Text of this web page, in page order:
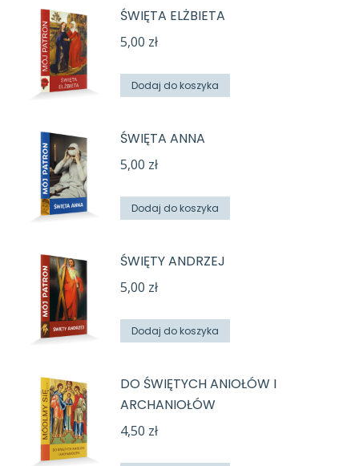
ŚWIĘTA ELŻBIETA
5,00 zł
Dodaj do koszyka
ŚWIĘTA ANNA
5,00 zł
Dodaj do koszyka
ŚWIĘTY ANDRZEJ
5,00 zł
Dodaj do koszyka
DO ŚWIĘTYCH ANIOŁÓW I
ARCHANIOŁÓW
4,50 zł